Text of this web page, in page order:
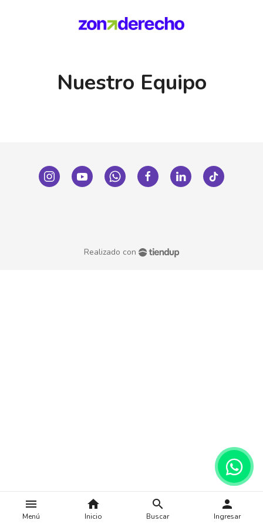
menu
Menú
home
Inicio
search
Buscar
person
Ingresar
Nuestro Equipo
Realizado con